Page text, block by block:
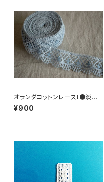
オランダコットンレースt●淡ブ
ルー
¥900